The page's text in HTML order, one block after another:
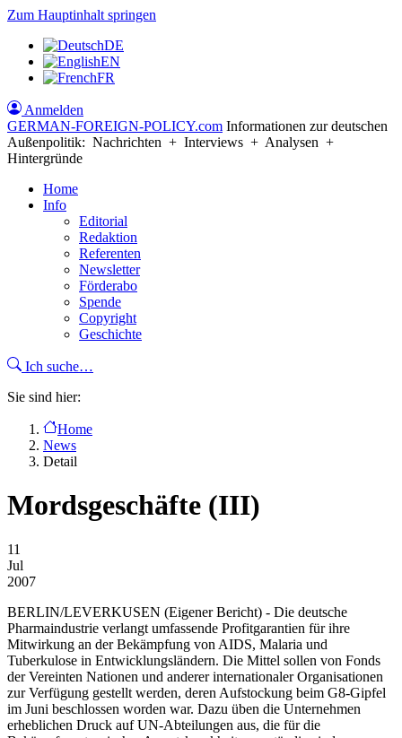
Zum Hauptinhalt springen
DE
EN
FR
Anmelden
GERMAN-FOREIGN-POLICY.com Informationen zur deutschen
Außenpolitik: Nachrichten + Interviews + Analysen +
Hintergründe
Home
Info
Editorial
Redaktion
Referenten
Newsletter
Förderabo
Spende
Copyright
Geschichte
Ich suche…
Sie sind hier:
Home
News
Detail
Mordsgeschäfte (III)
11
Jul
2007
BERLIN/LEVERKUSEN (Eigener Bericht) - Die deutsche
Pharmaindustrie verlangt umfassende Profitgarantien für ihre
Mitwirkung an der Bekämpfung von AIDS, Malaria und
Tuberkulose in Entwicklungsländern. Die Mittel sollen von Fonds
der Vereinten Nationen und anderer internationaler Organisationen
zur Verfügung gestellt werden, deren Aufstockung beim G8-Gipfel
im Juni beschlossen worden war. Dazu üben die Unternehmen
erheblichen Druck auf UN-Abteilungen aus, die für die